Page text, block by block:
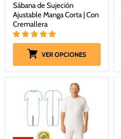
Sábana de Sujeción
Ajustable Manga Corta | Con
Cremallera
VER OPCIONES